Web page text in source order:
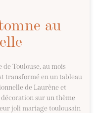
au
Toulouse, au mois
transformé en un tableau
de Laurène et
sur un thème
joli mariage toulousain